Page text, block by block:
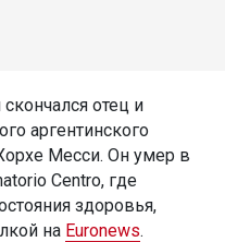
отец и
аргентинского
Месси. Он умер в
Centro, где
здоровья,
на Euronews.